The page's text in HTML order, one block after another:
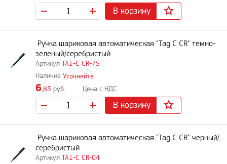
В корзину
TA1-C CR-75
Ручка шариковая автоматическая "Tag C CR" темно-
зеленый/серебристый
Уточняйте
6,83 руб.
В корзину
TA1-C CR-04
Ручка шариковая автоматическая "Tag C CR" черный/
серебристый